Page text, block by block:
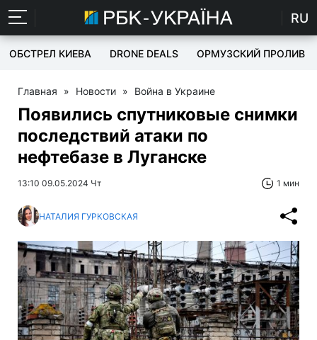
RU
ОБСТРЕЛ КИЕВА DRONE DEALS ОРМУЗСКИЙ ПРОЛИВ
Главная » Новости » Война в Украине
Появились спутниковые снимки
последствий атаки по
нефтебазе в Луганске
13:10 09.05.2024 Чт 1 мин
НАТАЛИЯ ГУРКОВСКАЯ